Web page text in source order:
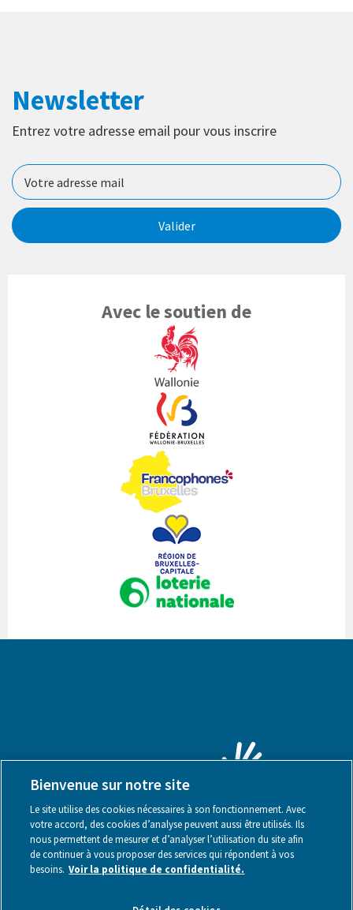
Newsletter
Entrez votre adresse email pour vous inscrire
Valider
Avec le soutien de
Bienvenue sur notre site
Le site utilise des cookies nécessaires à son fonctionnement. Avec
votre accord, des cookies d’analyse peuvent aussi être utilisés. Ils
nous permettent de mesurer et d’analyser l’utilisation du site afin
de continuer à vous proposer des services qui répondent à vos
besoins. Voir la politique de confidentialité.